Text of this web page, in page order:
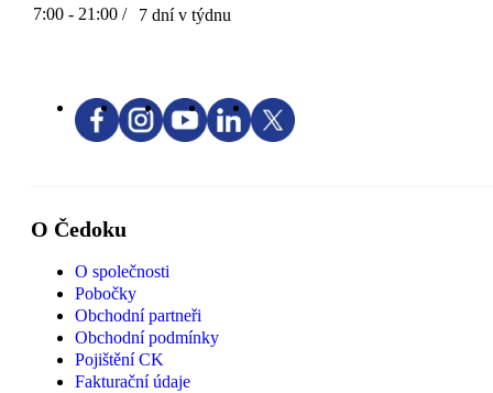
7:00 - 21:00 / 7 dní v týdnu
O Čedoku
O společnosti
Pobočky
Obchodní partneři
Obchodní podmínky
Pojištění CK
Fakturační údaje